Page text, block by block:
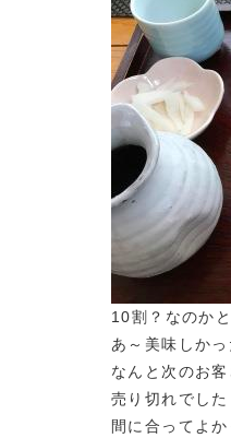
10割？なのか
あ～美味しかっ
なんと次のお
売り切れでした
間に合ってよ